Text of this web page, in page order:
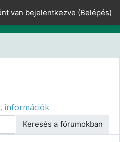
van bejelentkezve (Belépés)
információk
Keresés a fórumokban